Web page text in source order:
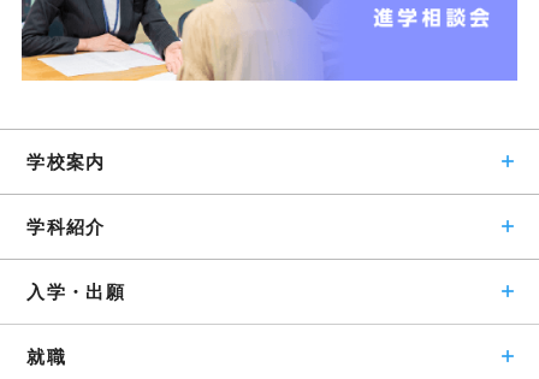
学校案内
学科紹介
入学・出願
就職